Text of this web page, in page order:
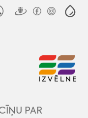
IZVĒLNE
PAR